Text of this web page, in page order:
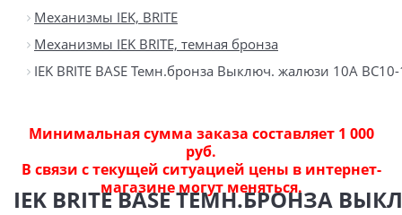
Механизмы IEK, BRITE
Механизмы IEK BRITE, темная бронза
IEK BRITE BASE Темн.бронза Выключ. жалюзи 10А
Минимальная сумма заказа составляет 1 000
руб.
В связи с текущей ситуацией цены в интернет-
магазине могут меняться.
IEK BRITE BASE ТЕМН.БРОНЗА